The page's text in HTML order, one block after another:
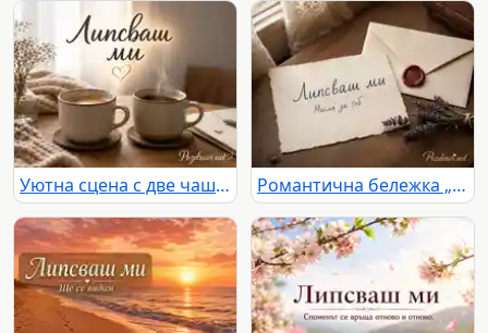
Уютна сцена с две чаши кафе, пара и послание „Липсваш ми“ в топла домашна светлина Романтична бележка „Липсваш ми“ до запечатан плик с восъчно сърце и лавандула на дървена маса.